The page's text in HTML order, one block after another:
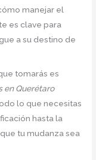
manejar el
es clave para
a su destino de
tomarás es
en Querétaro
lo que necesitas
hasta la
tu mudanza sea